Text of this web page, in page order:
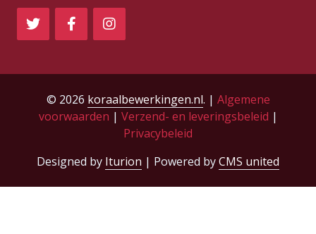
© 2026 koraalbewerkingen.nl. | Algemene
voorwaarden | Verzend- en leveringsbeleid |
Privacybeleid
Designed by Iturion | Powered byCMS united